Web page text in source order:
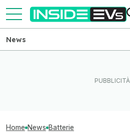
News
Home News Batterie